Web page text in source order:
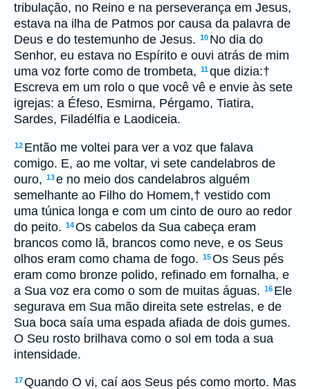
tribulação, no Reino e na perseverança em Jesus,
estava na ilha de Patmos por causa da palavra de
Deus e do testemunho de Jesus. 10 No dia do
Senhor, eu estava no Espírito e ouvi atrás de mim
uma voz forte como de trombeta, 11que dizia:†
Escreva em um rolo o que você vê e envie às sete
igrejas: a Éfeso, Esmirna, Pérgamo, Tiatira,
Sardes, Filadélfia e Laodiceia.
12 Então me voltei para ver a voz que falava
comigo. E, ao me voltar, vi sete candelabros de
ouro, 13e no meio dos candelabros alguém
semelhante ao Filho do Homem,† vestido com
uma túnica longa e com um cinto de ouro ao redor
do peito. 14Os cabelos da Sua cabeça eram
brancos como lã, brancos como neve, e os Seus
olhos eram como chama de fogo. 15Os Seus pés
eram como bronze polido, refinado em fornalha, e
a Sua voz era como o som de muitas águas. 16 Ele
segurava em Sua mão direita sete estrelas, e de
Sua boca saía uma espada afiada de dois gumes.
O Seu rosto brilhava como o sol em toda a sua
intensidade.
17Quando O vi, caí aos Seus pés como morto. Mas